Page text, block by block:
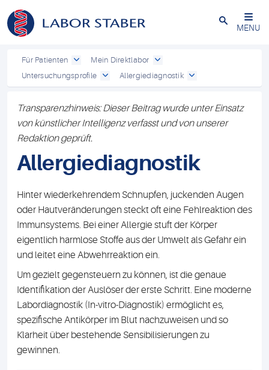
Schließen
MENU
Für Patienten
Mein Direktlabor
Untersuchungsprofile
Allergiediagnostik
Transparenzhinweis: Dieser Beitrag wurde unter Einsatz
von künstlicher Intelligenz verfasst und von unserer
Redaktion geprüft.
Allergiediagnostik
Hinter wiederkehrendem Schnupfen, juckenden Augen
oder Hautveränderungen steckt oft eine Fehlreaktion des
Immunsystems. Bei einer Allergie stuft der Körper
eigentlich harmlose Stoffe aus der Umwelt als Gefahr ein
und leitet eine Abwehrreaktion ein.
Um gezielt gegensteuern zu können, ist die genaue
Identifikation der Auslöser der erste Schritt. Eine moderne
Labordiagnostik (In-vitro-Diagnostik) ermöglicht es,
spezifische Antikörper im Blut nachzuweisen und so
Klarheit über bestehende Sensibilisierungen zu
gewinnen.